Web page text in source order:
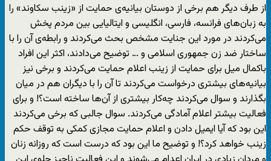
از طرف دیگر هم برخی از دوستان بیانیه‌ی حمایت از «زینب سکاوند» را
به زبان‌های فرانسه، فارسی، انگلیسی و ایتالیایی بین مردم پخش
می‌کردند در مورد این جنایت مشخص بحث می‌کردند و رابطه‌ی آن را با
ساختار ضد زن جمهوری اسلامی و … توضیح می‌دادند، اکثر این افراد
باکمال میل برای حمایت از زینب اعلام حمایت می‌کردند و برخی نیز
بیانیه‌های بیشتری درخواست می‌کردند تا آن را با دیگران هم در میان
بگذارند و سوال می‌کردند چه‌کار بیشتری از آن‌ها ساخته است؟! و برای
فعالیت بیشتر اعلام آمادگی می‌کردند. سوال جالبی که برخی می‌کردند
این بود که آیا ایمیل دادن و اعلام حمایت مجازی کمکی به توقف حکم
زینب خواهد کرد؟! و توضیح ما این بود که درست است که روزانه زنان